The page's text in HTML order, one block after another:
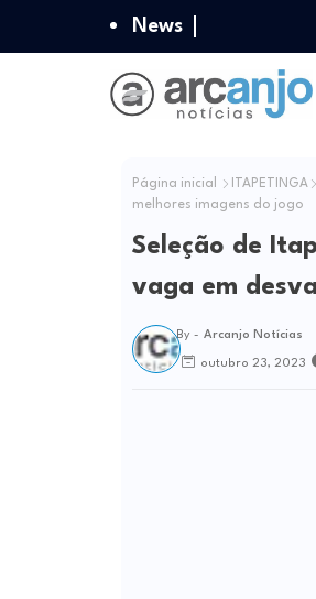
News
Página inicial ITAPETINGA
melhores imagens do jogo
Seleção de
vaga em
By - Arcanjo Notícias
outubro 23, 2023